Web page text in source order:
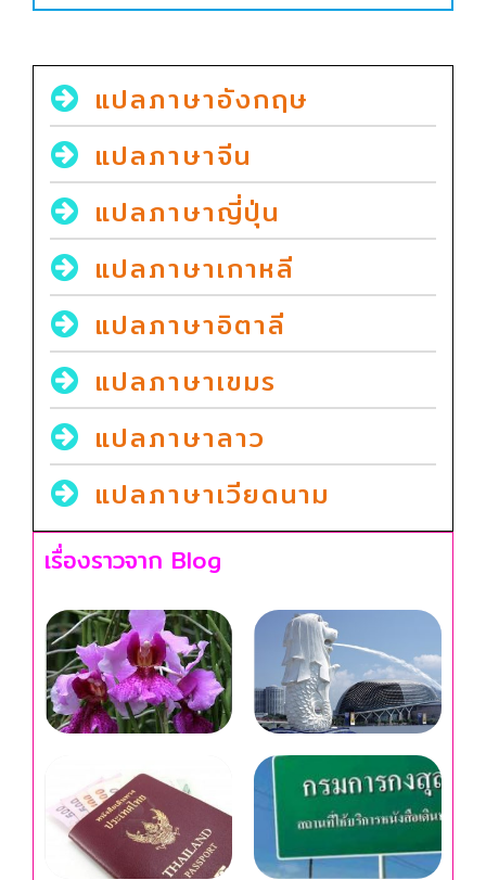
แปลภาษาอังกฤษ
แปลภาษาจีน
แปลภาษาญี่ปุ่น
แปลภาษาเกาหลี
แปลภาษาอิตาลี
แปลภาษาเขมร
แปลภาษาลาว
แปลภาษาเวียดนาม
เรื่องราวจาก Blog